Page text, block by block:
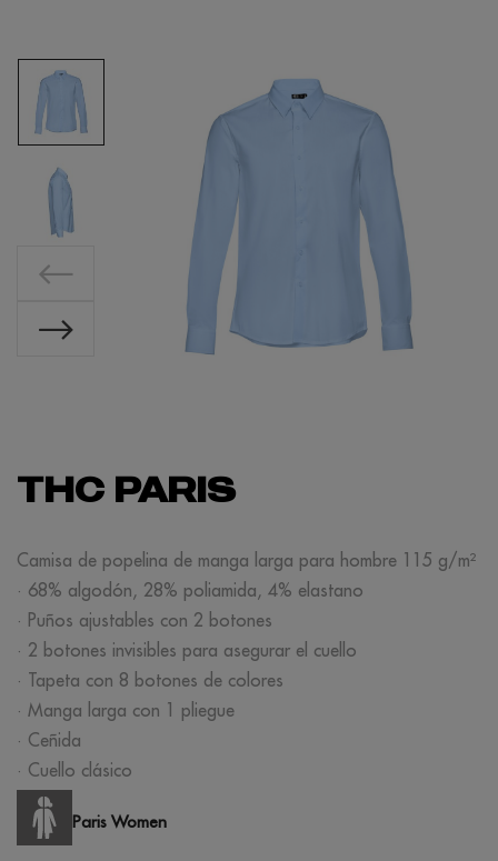
THC PARIS
Camisa de popelina de manga larga para hombre 115 g/m²
· 68% algodón, 28% poliamida, 4% elastano
· Puños ajustables con 2 botones
· 2 botones invisibles para asegurar el cuello
· Tapeta con 8 botones de colores
· Manga larga con 1 pliegue
· Ceñida
· Cuello clásico
Paris Women